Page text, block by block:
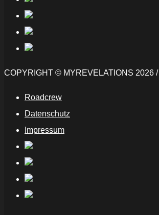
COPYRIGHT © MYREVELATIONS 2026 /
Roadcrew
Datenschutz
Impressum